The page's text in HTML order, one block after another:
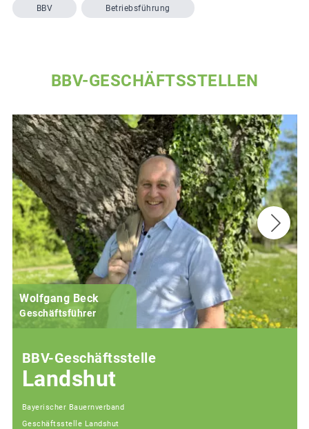
BBV Betriebsführung
BBV-GESCHÄFTSSTELLEN
Wolfgang Beck
Geschäftsführer
BBV-Geschäftsstelle
Landshut
Bayerischer Bauernverband
Geschäftsstelle Landshut